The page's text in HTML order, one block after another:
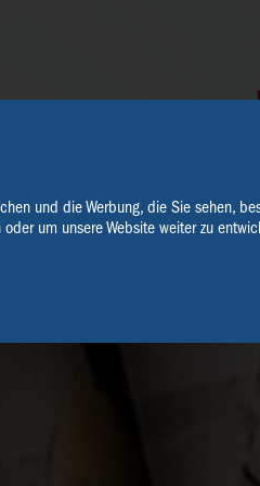
und die Werbung, die Sie sehen,
um unsere Website weiter zu
SERVICE